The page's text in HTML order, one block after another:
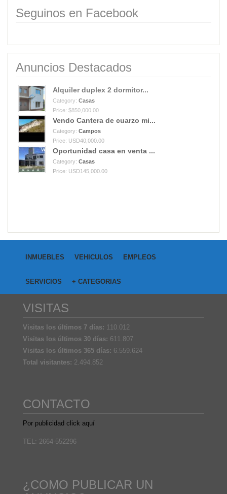
Seguinos en Facebook
Anuncios Destacados
Alquiler duplex 2 dormitor...
Category: Casas
Price: $850,000.00
Vendo Cantera de cuarzo mi...
Category: Campos
Price: USD40,000.00
Oportunidad casa en venta ...
Category: Casas
Price: USD145,000.00
INMUEBLES VEHICULOS EMPLEOS
SERVICIOS + CATEGORIAS
VISITAS
Visitas los últimos 7 días: 110.012
Visitas los últimos 30 días: 611.807
Visitas los últimos 365 días: 6.559.624
Total visitantes: 2.494.852
CONTACTO
Por publicidad click aquí
TEL: 2664-552296
¿COMO PUBLICAR UN